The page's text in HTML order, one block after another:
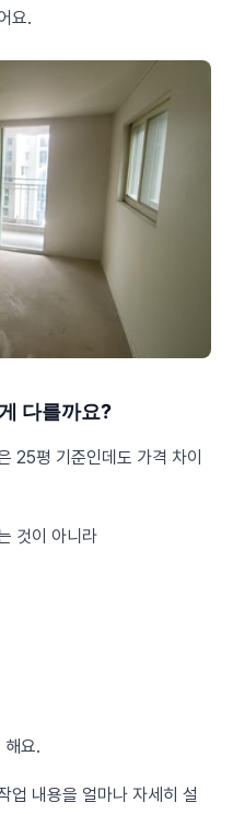
요.
다를까요?
25평 기준인데도 가격 차이
것이 아니라
해요.
업 내용을 얼마나 자세히 설